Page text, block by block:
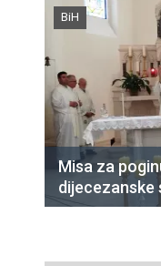
BiH
Misa za
dijecezanske